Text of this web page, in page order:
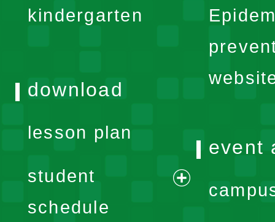
kindergarten
download
lesson plan
student
schedule
expand
event